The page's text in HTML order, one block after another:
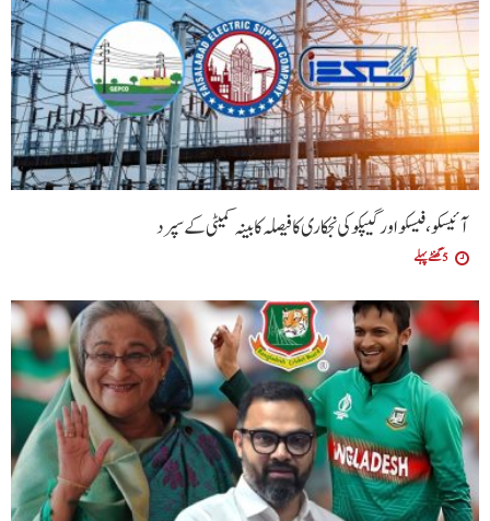
آئیسکو، فیسکو اور گیپکو کی نجکاری کا فیصلہ کابینہ کمیٹی کے سپرد
5 گھنٹے پہلے